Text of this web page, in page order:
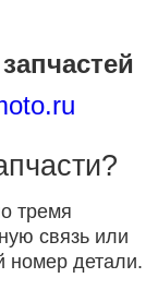
тремя
связь или
номер детали.